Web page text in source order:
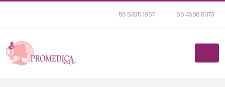
55 5335 1867 55 4556 8373